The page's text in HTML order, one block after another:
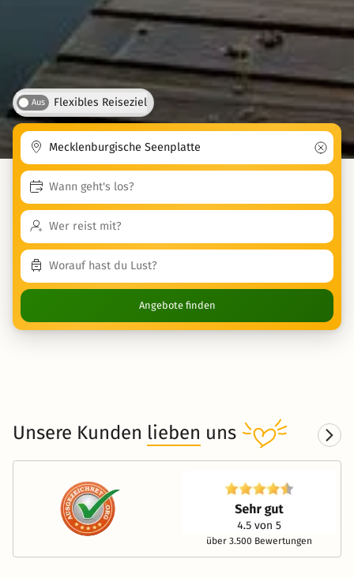
Aus Flexibles Reiseziel
Angebote finden
Unsere Kunden lieben uns
über 3.500 Bewertungen